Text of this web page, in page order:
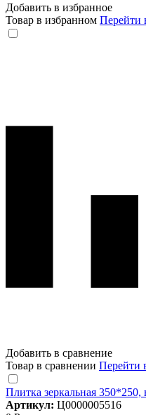
Добавить в избранное
Товар в избранном Перейти
Добавить в сравнение
Товар в сравнении Перейти
Плитка зеркальная 350*250,
Артикул: Ц0000005516